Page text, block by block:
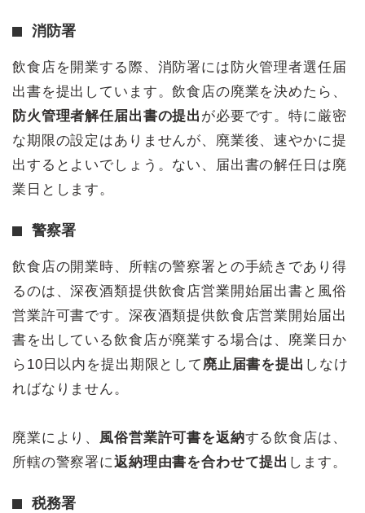
消防署
飲食店を開業する際、消防署には防火管理者選任届
出書を提出しています。飲食店の廃業を決めたら、
防火管理者解任届出書の提出 が必要です。特に厳密
な期限の設定はありませんが、廃業後、速やかに提
出するとよいでしょう。ない、届出書の解任日は廃
業日とします。
警察署
飲食店の開業時、所轄の警察署との手続きであり得
るのは、深夜酒類提供飲食店営業開始届出書と風俗
営業許可書です。深夜酒類提供飲食店営業開始届出
書を出している飲食店が廃業する場合は、廃業日か
ら10日以内を提出期限として 廃止届書を提出 しなけ
ればなりません。
廃業により、 風俗営業許可書を返納する飲食店は、
所轄の警察署に返納理由書を合わせて提出 します。
税務署